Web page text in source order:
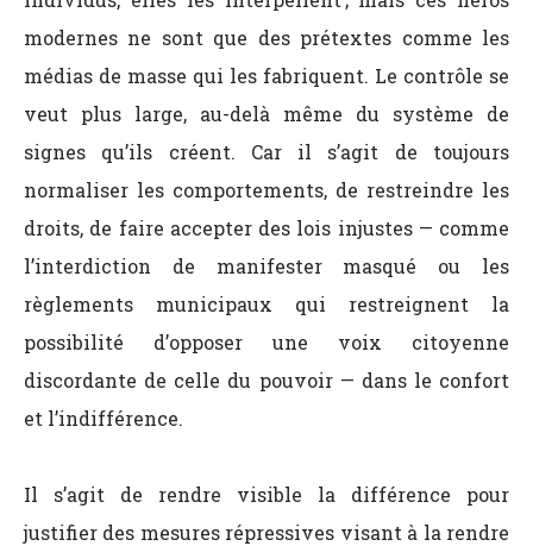
modernes ne sont que des prétextes comme les
médias de masse qui les fabriquent. Le contrôle se
veut plus large, au-delà même du système de
signes qu’ils créent. Car il s’agit de toujours
normaliser les comportements, de restreindre les
droits, de faire accepter des lois injustes — comme
l’interdiction de manifester masqué ou les
règlements municipaux qui restreignent la
possibilité d’opposer une voix citoyenne
discordante de celle du pouvoir — dans le confort
et l’indifférence.
Il s’agit de rendre visible la différence pour
justifier des mesures répressives visant à la rendre